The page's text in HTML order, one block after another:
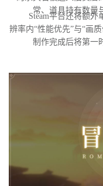
常、道具持有数量
Steam平台还将额外
辨率内“性能优先”与“画
制作完成后将第一